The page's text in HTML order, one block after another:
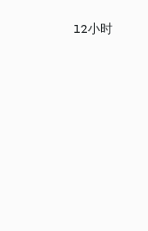
12小时